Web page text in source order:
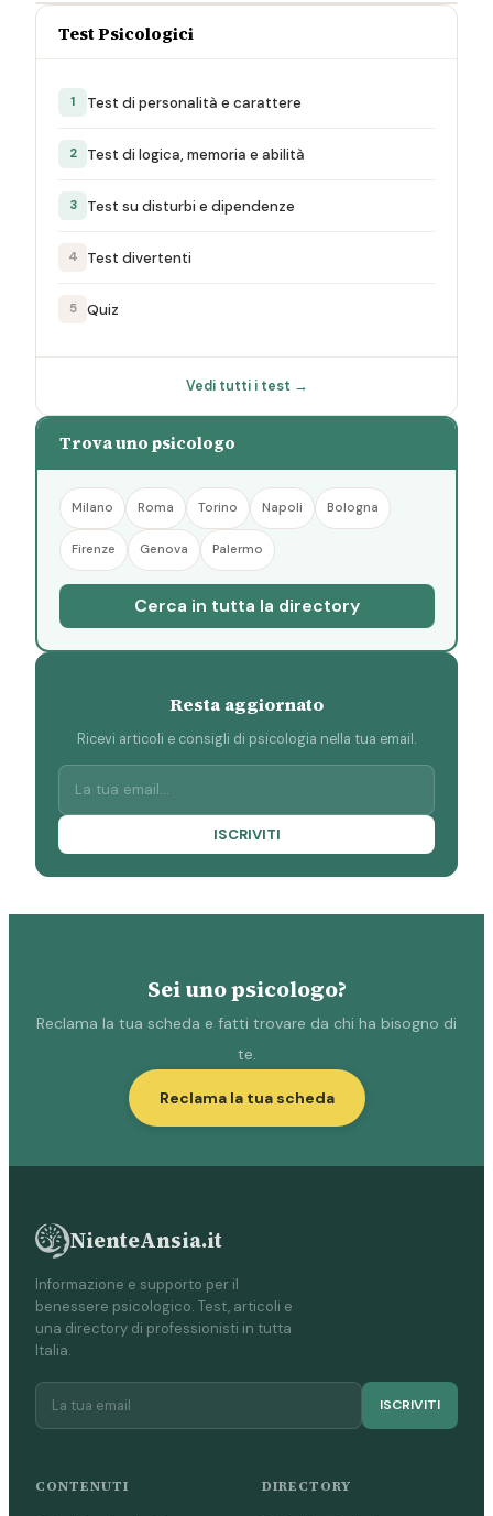
Test Psicologici
1 Test di personalità e carattere
2 Test di logica, memoria e abilità
3 Test su disturbi e dipendenze
4 Test divertenti
5 Quiz
Vedi tutti i test →
Trova uno psicologo
Milano Roma Torino Napoli Bologna
Firenze Genova Palermo
Cerca in tutta la directory
Resta aggiornato
Ricevi articoli e consigli di psicologia nella tua email.
ISCRIVITI
Sei uno psicologo?
Reclama la tua scheda e fatti trovare da chi ha bisogno di
te.
Reclama la tua scheda
NienteAnsia.it
Informazione e supporto per il
benessere psicologico. Test, articoli e
una directory di professionisti in tutta
Italia.
ISCRIVITI
CONTENUTI DIRECTORY